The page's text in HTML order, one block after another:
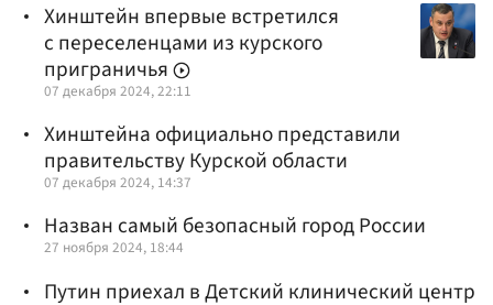
Хинштейн впервые встретился
с переселенцами из курского
приграничья
07 декабря 2024, 22:11
Хинштейна официально представили
правительству Курской области
07 декабря 2024, 14:37
Назван самый безопасный город России
27 ноября 2024, 18:44
Путин приехал в Детский клинический центр